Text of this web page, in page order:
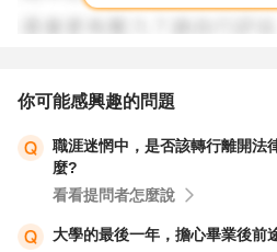
易贏。
CDE要仔細審, 但主管永遠跟你
可以觀察的是 只有你跟他邏輯不
假設他有心腹愛將, 那可以轉問問
你可能感興趣的問題
職涯迷惘中，是否該轉行離開法
麼?
看看提問者怎麼說
大學的最後一年，擔心畢業後前